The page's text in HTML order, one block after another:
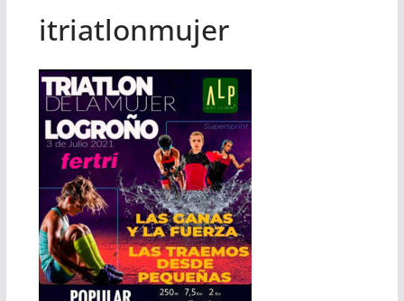
itriatlonmujer